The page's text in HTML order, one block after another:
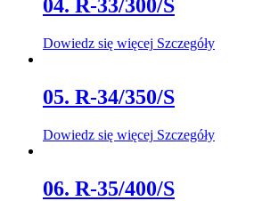
04. R-33/300/S
Dowiedz się więcej Szczegóły
05. R-34/350/S
Dowiedz się więcej Szczegóły
06. R-35/400/S